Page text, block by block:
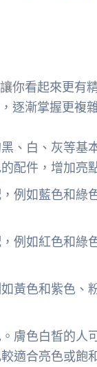
你看起來更有
逐漸掌握更複
、白、灰等基
配件，增加亮
例如藍色和綠
例如紅色和綠
黃色和紫色、
膚色白皙的人
適合亮色或飽